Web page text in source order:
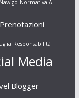
Nawigo Normativa AI
Prenotazioni
Responsabilità
Media
Blogger